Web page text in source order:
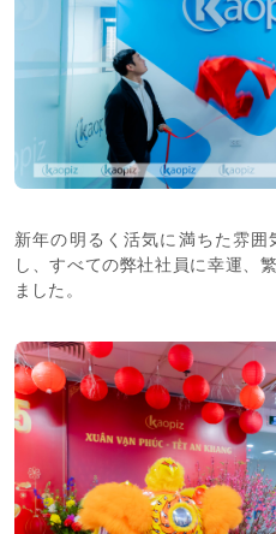
新年の明るく活気に満ちた雰
し、すべての弊社社員に幸運、
ました。